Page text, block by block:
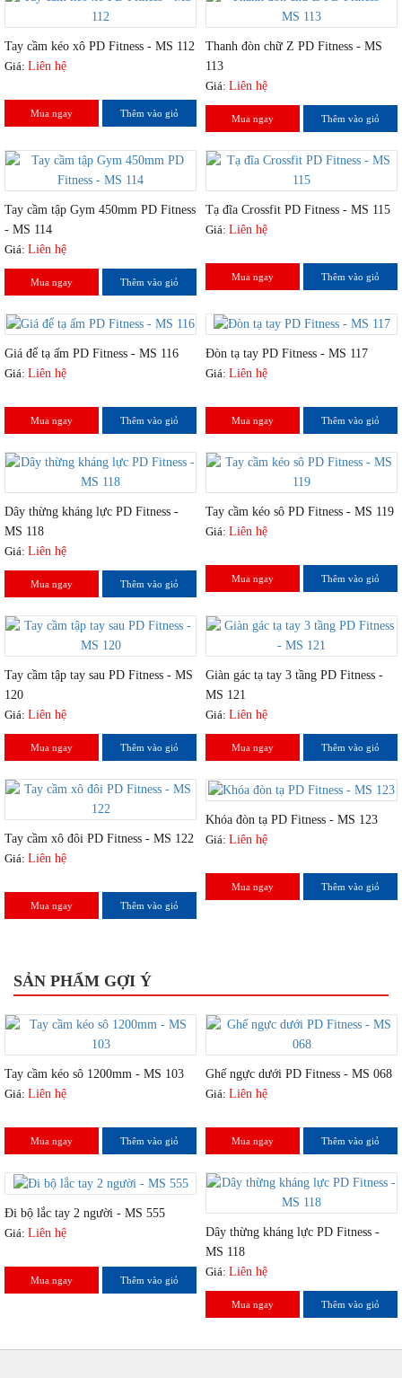
Tay cầm kéo xô PD Fitness - MS 112
Giá: Liên hệ
Mua ngay Thêm vào giỏ
Thanh đòn chữ Z PD Fitness - MS
113
Giá: Liên hệ
Mua ngay Thêm vào giỏ
Tay cầm tập Gym 450mm PD Fitness
- MS 114
Giá: Liên hệ
Mua ngay Thêm vào giỏ
Tạ đĩa Crossfit PD Fitness - MS 115
Giá: Liên hệ
Mua ngay Thêm vào giỏ
Giá để tạ ấm PD Fitness - MS 116
Giá: Liên hệ
Mua ngay Thêm vào giỏ
Đòn tạ tay PD Fitness - MS 117
Giá: Liên hệ
Mua ngay Thêm vào giỏ
Dây thừng kháng lực PD Fitness -
MS 118
Giá: Liên hệ
Mua ngay Thêm vào giỏ
Tay cầm kéo sô PD Fitness - MS 119
Giá: Liên hệ
Mua ngay Thêm vào giỏ
Tay cầm tập tay sau PD Fitness - MS
120
Giá: Liên hệ
Mua ngay Thêm vào giỏ
Giàn gác tạ tay 3 tầng PD Fitness -
MS 121
Giá: Liên hệ
Mua ngay Thêm vào giỏ
Tay cầm xô đôi PD Fitness - MS 122
Giá: Liên hệ
Mua ngay Thêm vào giỏ
Khóa đòn tạ PD Fitness - MS 123
Giá: Liên hệ
Mua ngay Thêm vào giỏ
SẢN PHẨM GỢI Ý
Tay cầm kéo sô 1200mm - MS 103
Giá: Liên hệ
Mua ngay Thêm vào giỏ
Ghế ngực dưới PD Fitness - MS 068
Giá: Liên hệ
Mua ngay Thêm vào giỏ
Đi bộ lắc tay 2 người - MS 555
Giá: Liên hệ
Mua ngay Thêm vào giỏ
Dây thừng kháng lực PD Fitness -
MS 118
Giá: Liên hệ
Mua ngay Thêm vào giỏ